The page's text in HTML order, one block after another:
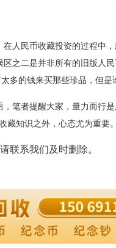
民币收藏投资的过程中，
之二是并非所有的旧版人
多的钱来买那些珍品，但
者提醒大家，量力而行是
藏知识之外，心态尤为重要。
联系我们及时删除。